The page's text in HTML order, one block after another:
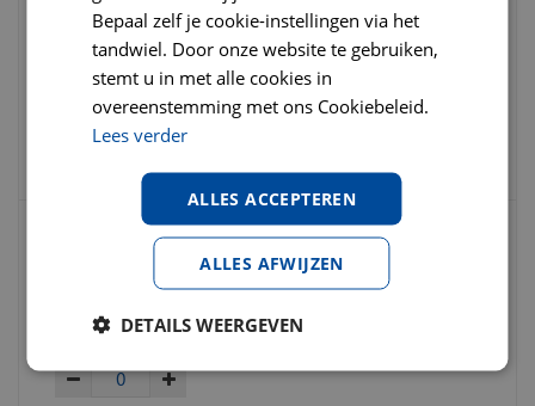
HappyOne mediterraneum dog adult fresh
chicken 3 kg
95 € 26,95
Abby Nature 100% puur lamsoren
gedroogd 150 gram
Bepaal zelf je cookie-instellingen via het
tandwiel. Door onze website te gebruiken,
stemt u in met alle cookies in
overeenstemming met ons Cookiebeleid.
Lees verder
ALLES ACCEPTEREN
ALLES AFWIJZEN
DETAILS WEERGEVEN